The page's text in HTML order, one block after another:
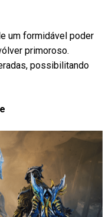
um formidável poder
primoroso.
possibilitando